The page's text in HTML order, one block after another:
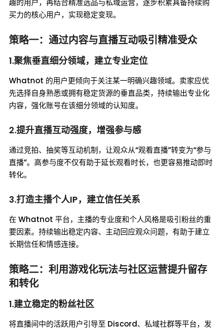
趣的用户，再结合精准选品与私域运营，逐步积累具备持续购
买力的核心用户，实现稳定变现。
策略一：通过内容与直播互动吸引精准受众
1.聚焦垂直细分领域，建立专业定位
Whatnot 的用户更倾向于关注某一明确兴趣领域。卖家应优
先选择自身熟悉或拥有稳定货源的垂直品类，持续输出专业化
内容，强化账号在该细分领域的认知度。
2.提升直播互动强度，增强参与感
通过竞拍、抽奖等互动机制，让观众从“观看直播”转变为“参与
直播”。高参与度不仅有助于延长观看时长，也更容易推动即时
转化。
3.打造主播个人IP，建立信任关系
在 Whatnot 平台，主播的专业度和个人风格是吸引粉丝的重
要因素。持续输出稳定内容、主动回应观众问题，有助于建立
长期信任和情感连接。
策略二：利用游戏化玩法与社区运营提升留存
和转化
1.建立稳定的粉丝社区
将直播间中的活跃用户引导至 Discord、私域社群等平台，发